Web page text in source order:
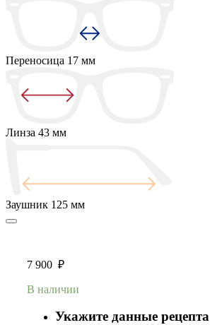
Переносица 17 мм
Линза 43 мм
Заушник 125 мм
7 900 ₽
В наличии
Укажите данные рецепта